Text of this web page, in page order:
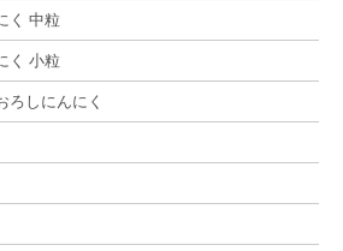
く 中粒
く 小粒
ろしにんにく